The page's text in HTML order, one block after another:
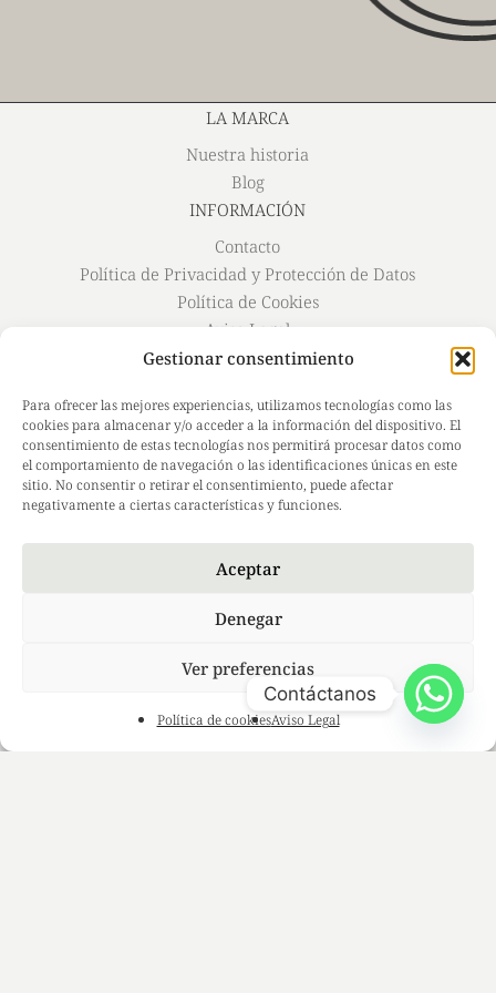
Gestionar consentimiento
Para ofrecer las mejores experiencias, utilizamos tecnologías como las
cookies para almacenar y/o acceder a la información del dispositivo. El
consentimiento de estas tecnologías nos permitirá procesar datos como
el comportamiento de navegación o las identificaciones únicas en este
sitio. No consentir o retirar el consentimiento, puede afectar
negativamente a ciertas características y funciones.
Aceptar
Denegar
Ver preferencias
Política de cookiesAviso Legal
LA MARCA
Nuestra historia
Blog
INFORMACIÓN
Contacto
Política de Privacidad y Protección de Datos
Política de Cookies
Aviso Legal
Envío y Devoluciones
Instagram
Facebook
TikTok
LinkedIn
Contáctanos